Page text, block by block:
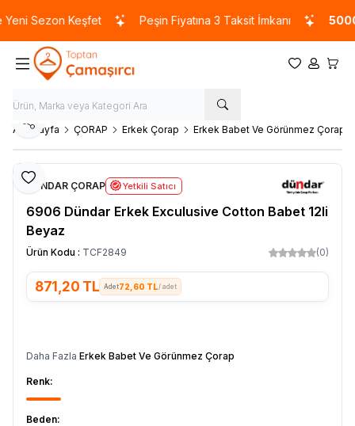
Sezon Keşfet Peşin Fiyatına 3 Taksit İmkanı 5000
Favorilerim
Hesabım
Ana Sayfa ÇORAP Erkek Çorap Erkek Babet Ve Görünmez Çorap
Favoriye Ekle
Paylaş
DÜNDAR ÇORAP Yetkili Satıcı
6906 Dündar Erkek Exculusive Cotton Babet 12li
Beyaz
Ürün Kodu : TCF2849 (0)
871,20 TL 72,60 TL/ adet
Daha Fazla Erkek Babet Ve Görünmez Çorap
Renk:
Beden: